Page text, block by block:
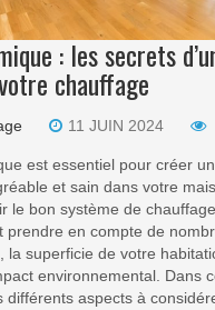
: les secrets
chauffage
11 JUIN 2024
est essentiel pour créer un
et sain dans votre
le bon système de
prendre en compte de
la superficie de votre
environnemental. Dans
différents aspects à